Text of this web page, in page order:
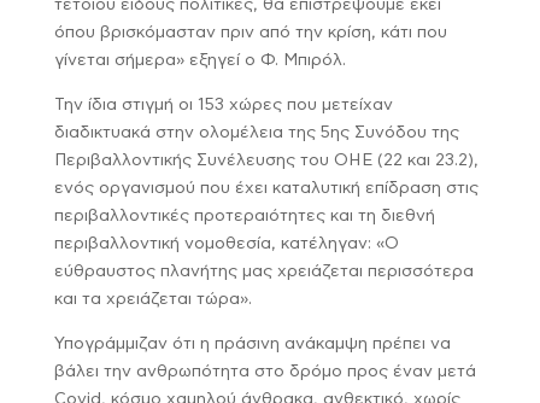
τέτοιου είδους πολιτικές, θα επιστρέψουμε εκεί
όπου βρισκόμασταν πριν από την κρίση, κάτι που
γίνεται σήμερα» εξηγεί ο Φ. Μπιρόλ.
Την ίδια στιγμή οι 153 χώρες που μετείχαν
διαδικτυακά στην ολομέλεια της 5ης Συνόδου της
Περιβαλλοντικής Συνέλευσης του ΟΗΕ (22 και 23.2),
ενός οργανισμού που έχει καταλυτική επίδραση στις
περιβαλλοντικές προτεραιότητες και τη διεθνή
περιβαλλοντική νομοθεσία, κατέληγαν: «Ο
εύθραυστος πλανήτης μας χρειάζεται περισσότερα
και τα χρειάζεται τώρα».
Υπογράμμιζαν ότι η πράσινη ανάκαμψη πρέπει να
βάλει την ανθρωπότητα στο δρόμο προς έναν μετά
Covid, κόσμο χαμηλού άνθρακα, ανθεκτικό, χωρίς